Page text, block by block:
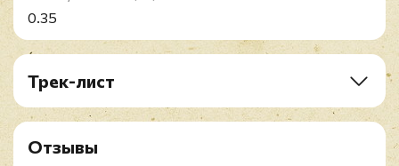
0.35
Трек-лист
A1. Get It While You Can
A2. You Mix Me Up
A3. Average
Отзывы